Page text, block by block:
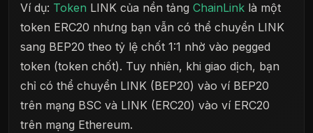
Ví dụ: Token LINK của nền tảng ChainLink là một
token ERC20 nhưng bạn vẫn có thể chuyển LINK
sang BEP20 theo tỷ lệ chốt 1:1 nhờ vào pegged
token (token chốt). Tuy nhiên, khi giao dịch, bạn
chỉ có thể chuyển LINK (BEP20) vào ví BEP20
trên mạng BSC và LINK (ERC20) vào ví ERC20
trên mạng Ethereum.